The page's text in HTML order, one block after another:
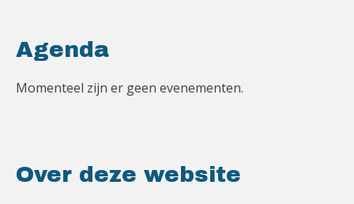
Agenda
Momenteel zijn er geen evenementen.
Over deze website